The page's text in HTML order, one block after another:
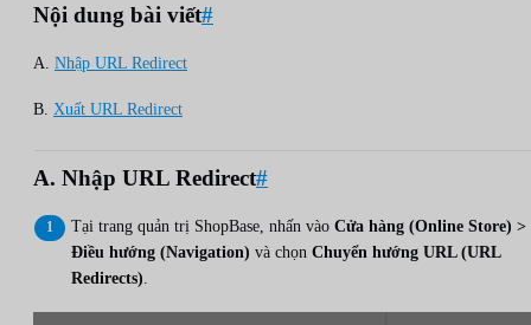
Nội dung bài viết#
A. Nhập URL Redirect
B. Xuất URL Redirect
A. Nhập URL Redirect#
Tại trang quản trị ShopBase, nhấn vào Cửa hàng (Online Store) >
Điều hướng (Navigation) và chọn Chuyển hướng URL (URL
Redirects)